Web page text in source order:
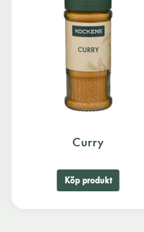
Curry
Köp produkt